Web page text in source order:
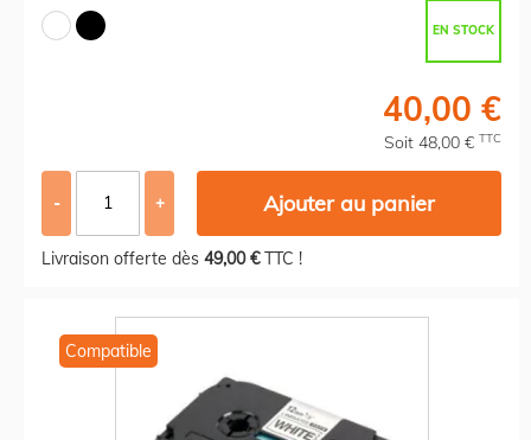
EN STOCK
40,00 €
Soit 48,00 € TTC
- + Ajouter au panier
Livraison offerte dès 49,00 €TTC !
Compatible